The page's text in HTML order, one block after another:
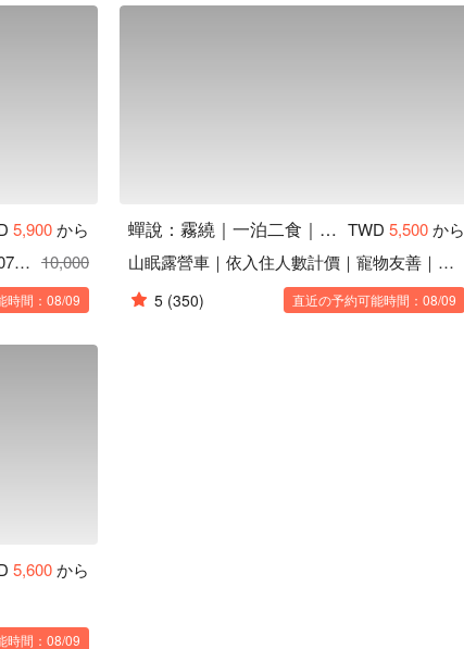
5,900から
山谷小鹿帳棚｜依入住人數計價｜07/01起開放寵物友善｜2026 10,000
時間：08/09
蟬說：霧繞｜一泊二食｜寵物友善(部分房型) TWD 5,500から
山眠露營車｜依入住人數計價｜寵物友善｜2026
5 (350) 直近の予約可能時間：08/09
5,600から
時間：08/09